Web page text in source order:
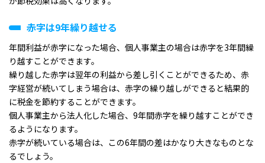
赤字は9年繰り越せる
年間利益が赤字になった場合、個人事業主の場合は赤字を3年間繰
り越すことができます。
繰り越した赤字は翌年の利益から差し引くことができるため、赤
字経営が続いてしまう場合は、赤字の繰り越しができると結果的
に税金を節約することができます。
個人事業主から法人化した場合、9年間赤字を繰り越すことができ
るようになります。
赤字が続いている場合は、この6年間の差はかなり大きなものとな
るでしょう。